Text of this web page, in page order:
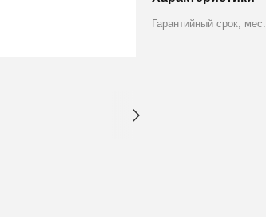
Гарантийный срок, мес.